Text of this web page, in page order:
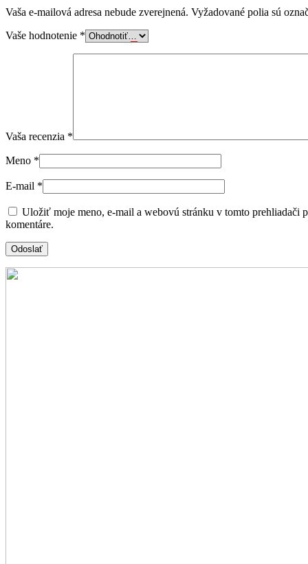
Vaša e-mailová adresa nebude zverejnená. Vyžadované polia sú
Vaše hodnotenie *
Vaša recenzia *
Meno *
E-mail *
Uložiť moje meno, e-mail a webovú stránku v tomto prehliadači
komentáre.